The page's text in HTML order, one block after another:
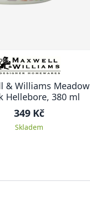
& Williams Meadow
Hellebore, 380 ml
349 Kč
Skladem